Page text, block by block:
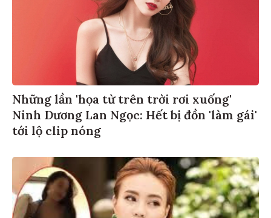
Những lần 'họa từ trên trời rơi xuống'
Ninh Dương Lan Ngọc: Hết bị đồn 'làm gái'
tới lộ clip nóng